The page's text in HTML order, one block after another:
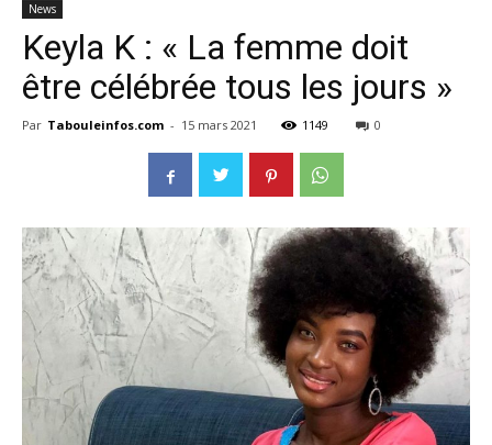
News
Keyla K : « La femme doit
être célébrée tous les jours »
Par Tabouleinfos.com - 15 mars 2021 1149 0